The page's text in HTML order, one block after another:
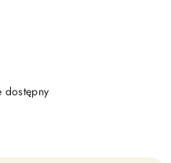
dostępny